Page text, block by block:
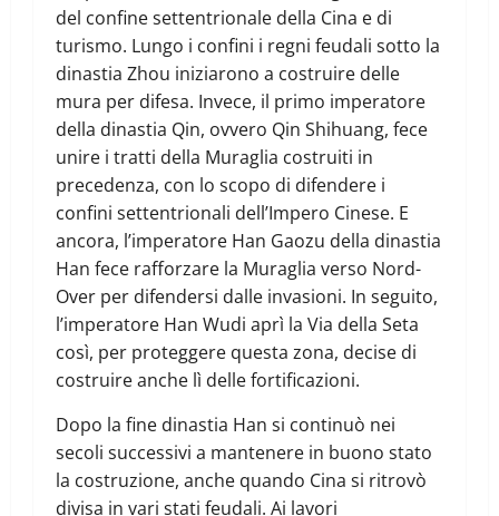
del confine settentrionale della Cina e di
turismo. Lungo i confini i regni feudali sotto la
dinastia Zhou iniziarono a costruire delle
mura per difesa. Invece, il primo imperatore
della dinastia Qin, ovvero Qin Shihuang, fece
unire i tratti della Muraglia costruiti in
precedenza, con lo scopo di difendere i
confini settentrionali dell’Impero Cinese. E
ancora, l’imperatore Han Gaozu della dinastia
Han fece rafforzare la Muraglia verso Nord-
Over per difendersi dalle invasioni. In seguito,
l’imperatore Han Wudi aprì la Via della Seta
così, per proteggere questa zona, decise di
costruire anche lì delle fortificazioni.
Dopo la fine dinastia Han si continuò nei
secoli successivi a mantenere in buono stato
la costruzione, anche quando Cina si ritrovò
divisa in vari stati feudali. Ai lavori